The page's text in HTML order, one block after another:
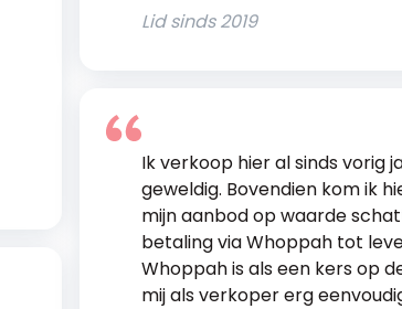
Lid sinds 2019
Ik verkoop hier al sinds vorig
geweldig. Bovendien kom ik
mijn aanbod op waarde
betaling via Whoppah tot
Whoppah is als een kers op
mij als verkoper erg